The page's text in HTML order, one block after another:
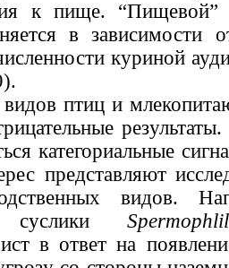
к пище. “Пищевой”
в зависимости
куриной
птиц и
категориальные
представляют
видов.
суслики
в ответ на